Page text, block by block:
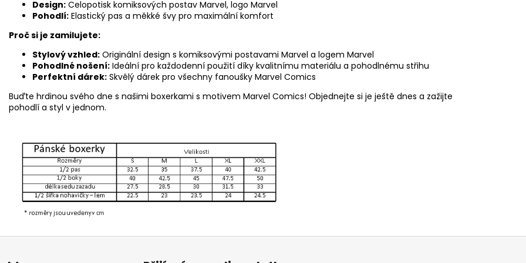
Design: Celopotisk komiksových postav Marvel, logo Marvel
Pohodlí: Elastický pas a měkké švy pro maximální komfort
Proč si je zamilujete:
Stylový vzhled: Originální design s komiksovými postavami Marvel a logem Marvel
Pohodlné nošení: Ideální pro každodenní použití díky kvalitnímu materiálu a pohodlnému střihu
Perfektní dárek: Skvělý dárek pro všechny fanoušky Marvel Comics
Buďte hrdinou svého dne s našimi boxerkami s motivem Marvel Comics! Objednejte si je ještě dnes a zažijte
pohodlí a styl v jednom.